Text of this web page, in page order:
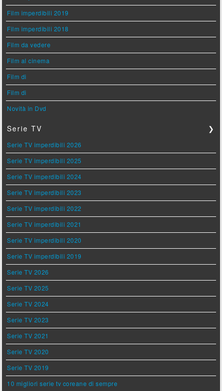
Film imperdibili 2019
Film imperdibili 2018
Film da vedere
Film al cinema
Film di
Film di
Novità in Dvd
Serie TV ❯
Serie TV imperdibili 2026
Serie TV imperdibili 2025
Serie TV imperdibili 2024
Serie TV imperdibili 2023
Serie TV imperdibili 2022
Serie TV imperdibili 2021
Serie TV imperdibili 2020
Serie TV imperdibili 2019
Serie TV 2026
Serie TV 2025
Serie TV 2024
Serie TV 2023
Serie TV 2021
Serie TV 2020
Serie TV 2019
10 migliori serie tv coreane di sempre